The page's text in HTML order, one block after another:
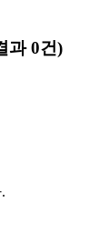
과 0건)